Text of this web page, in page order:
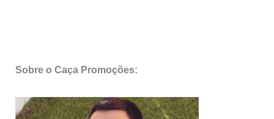
Sobre o Caça Promoções: